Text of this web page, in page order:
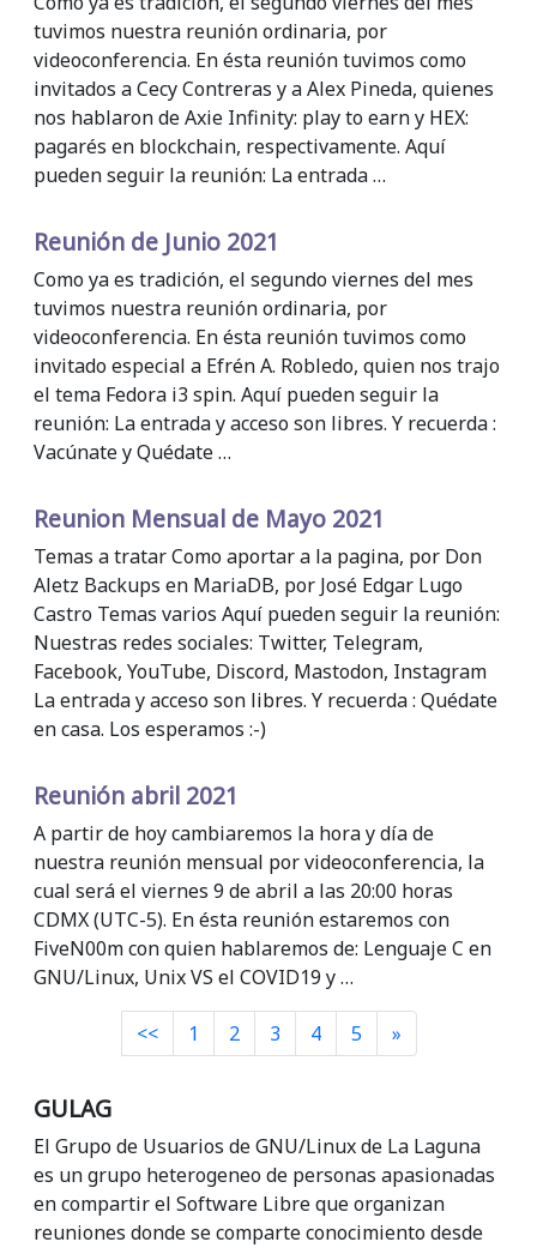
tuvimos nuestra reunión ordinaria, por
videoconferencia. En ésta reunión tuvimos como
invitados a Cecy Contreras y a Alex Pineda, quienes
nos hablaron de Axie Infinity: play to earn y HEX:
pagarés en blockchain, respectivamente. Aquí
pueden seguir la reunión: La entrada …
Reunión de Junio 2021
Como ya es tradición, el segundo viernes del mes
tuvimos nuestra reunión ordinaria, por
videoconferencia. En ésta reunión tuvimos como
invitado especial a Efrén A. Robledo, quien nos trajo
el tema Fedora i3 spin. Aquí pueden seguir la
reunión: La entrada y acceso son libres. Y recuerda :
Vacúnate y Quédate …
Reunion Mensual de Mayo 2021
Temas a tratar Como aportar a la pagina, por Don
Aletz Backups en MariaDB, por José Edgar Lugo
Castro Temas varios Aquí pueden seguir la reunión:
Nuestras redes sociales: Twitter, Telegram,
Facebook, YouTube, Discord, Mastodon, Instagram
La entrada y acceso son libres. Y recuerda : Quédate
en casa. Los esperamos :-)
Reunión abril 2021
A partir de hoy cambiaremos la hora y día de
nuestra reunión mensual por videoconferencia, la
cual será el viernes 9 de abril a las 20:00 horas
CDMX (UTC-5). En ésta reunión estaremos con
FiveN00m con quien hablaremos de: Lenguaje C en
GNU/Linux, Unix VS el COVID19 y …
<< 1 2 3 4 5 »Siguiente
GULAG
El Grupo de Usuarios de GNU/Linux de La Laguna
es un grupo heterogeneo de personas apasionadas
en compartir el Software Libre que organizan
reuniones donde se comparte conocimiento desde